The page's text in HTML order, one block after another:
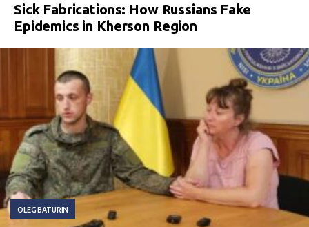
Sick Fabrications: How Russians Fake
Epidemics in Kherson Region
OLEG BATURIN